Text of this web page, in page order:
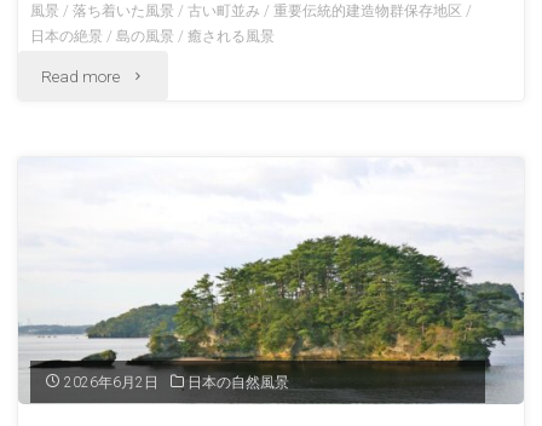
み
の
風
景"
風
景"
風景 /落ち着いた風景 /古い町並み /重要伝統的建造物群保存地区 /
日本の絶景 /島の風景 /癒される風景
Read more "鞆
並
み
2026年6月2日 日本の自然風景